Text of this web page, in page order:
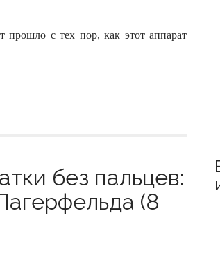
с тех пор, как этот аппарат
без пальцев:
(8